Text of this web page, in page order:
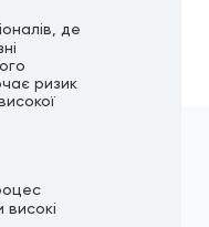
де
ризик